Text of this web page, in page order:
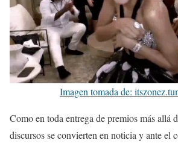
Imagen tomada de:
Como en toda entrega de premios más allá
discursos se convierten en noticia y ante el